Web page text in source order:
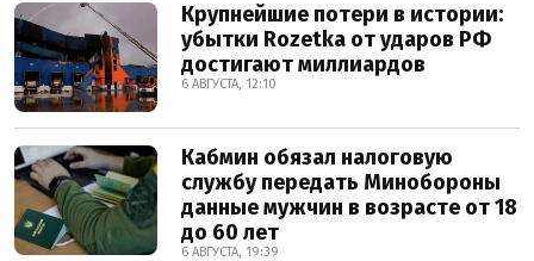
Крупнейшие потери в истории:
убытки Rozetka от ударов РФ
достигают миллиардов
6 АВГУСТА, 12:10
Кабмин обязал налоговую
службу передать Минобороны
данные мужчин в возрасте от 18
до 60 лет
6 АВГУСТА, 19:39